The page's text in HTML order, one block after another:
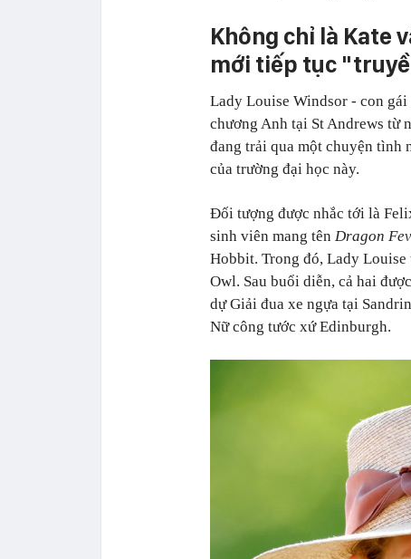
Không chỉ là Kate
mới tiếp tục
Lady Louise Windsor - con gái
chương Anh tại St Andrews từ
đang trải qua một chuyện tình
của trường đại học này.
Đối tượng được nhắc tới là
sinh viên mang tên Dragon
Hobbit. Trong đó, Lady
Owl. Sau buổi diễn, cả hai
dự Giải đua xe ngựa tại
Nữ công tước xứ Edinburgh.